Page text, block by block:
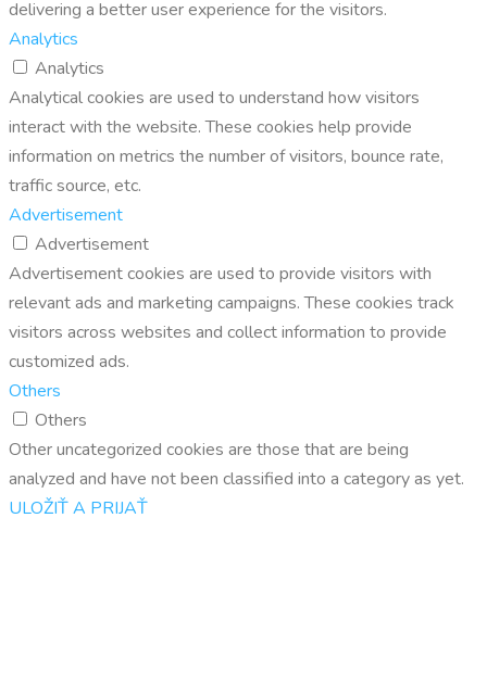
delivering a better user experience for the visitors.
Analytics
Analytics
Analytical cookies are used to understand how visitors
interact with the website. These cookies help provide
information on metrics the number of visitors, bounce rate,
traffic source, etc.
Advertisement
Advertisement
Advertisement cookies are used to provide visitors with
relevant ads and marketing campaigns. These cookies track
visitors across websites and collect information to provide
customized ads.
Others
Others
Other uncategorized cookies are those that are being
analyzed and have not been classified into a category as yet.
ULOŽIŤ A PRIJAŤ